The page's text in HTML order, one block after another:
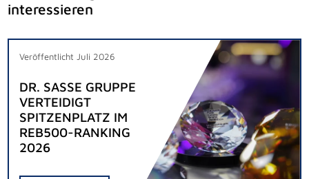
interessieren
Veröffentlicht Juli 2026
DR. SASSE GRUPPE
VERTEIDIGT
SPITZENPLATZ IM
REB500-RANKING
2026